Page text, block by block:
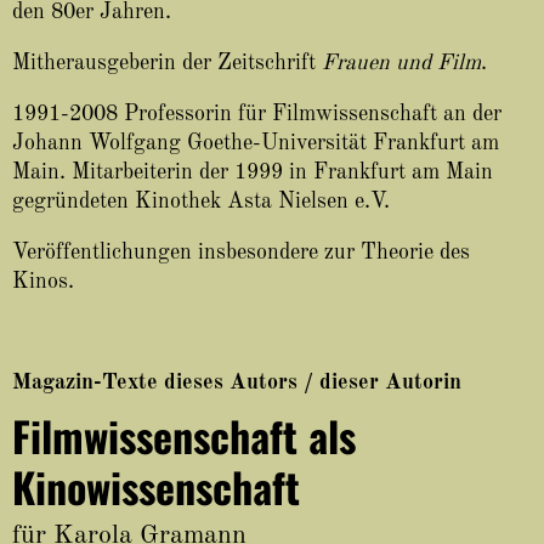
About
den 80er Jahren.
Mitherausgeberin der Zeitschrift Frauen und Film.
1991-2008 Professorin für Filmwissenschaft an der
Johann Wolfgang Goethe-Universität Frankfurt am
Main. Mitarbeiterin der 1999 in Frankfurt am Main
gegründeten Kinothek Asta Nielsen e.V.
Veröffentlichungen insbesondere zur Theorie des
Kinos.
Magazin-Texte dieses Autors / dieser Autorin
Filmwissenschaft als
Kinowissenschaft
für Karola Gramann